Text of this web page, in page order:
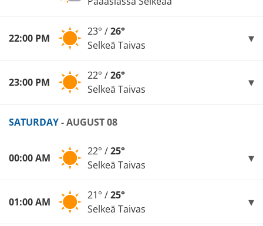
22:00 PM
23° /26°
Selkeä Taivas
23:00 PM
22° /26°
Selkeä Taivas
SATURDAY- AUGUST 08
00:00 AM
22° /25°
Selkeä Taivas
01:00 AM
21° /25°
Selkeä Taivas